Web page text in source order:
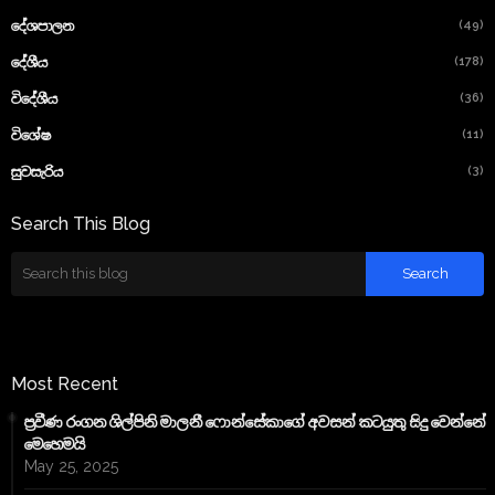
දේශපාලන (49)
දේශීය (178)
විදේශීය (36)
විශේෂ (11)
සුවසැරිය (3)
Search This Blog
Most Recent
ප්‍රවීණ රංගන ශිල්පිනි මාලනී ෆොන්සේකාගේ අවසන් කටයුතු සිදු වෙන්නේ
මෙහෙමයි
May 25, 2025